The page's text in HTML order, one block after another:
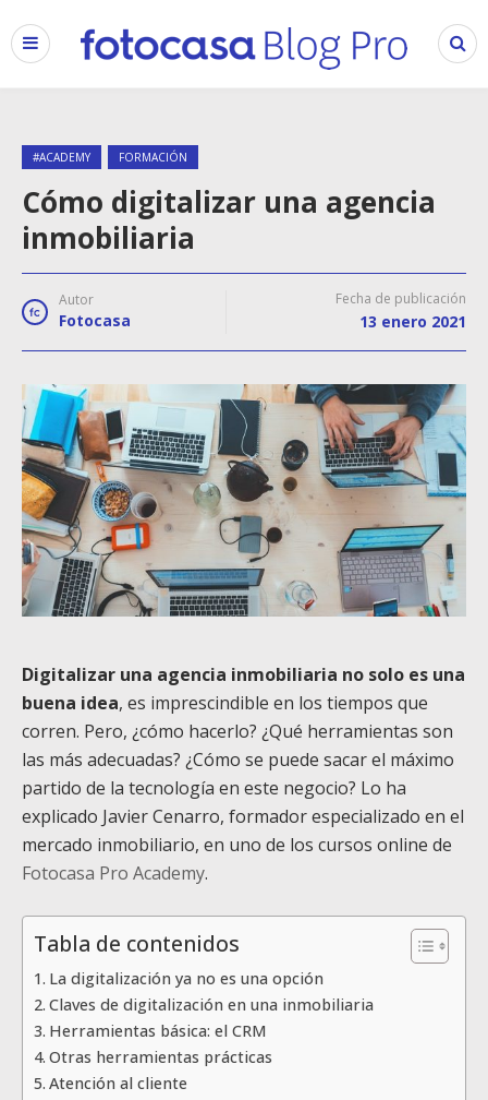
#ACADEMY FORMACIÓN
Cómo digitalizar una agencia
inmobiliaria
Autor
Fotocasa
Fecha de publicación
13 enero 2021
Digitalizar una agencia inmobiliaria no solo es una
buena idea, es imprescindible en los tiempos que
corren. Pero, ¿cómo hacerlo? ¿Qué herramientas son
las más adecuadas? ¿Cómo se puede sacar el máximo
partido de la tecnología en este negocio? Lo ha
explicado Javier Cenarro, formador especializado en el
mercado inmobiliario, en uno de los cursos online de
Fotocasa Pro Academy.
Tabla de contenidos
La digitalización ya no es una opción
Claves de digitalización en una inmobiliaria
Herramientas básica: el CRM
Otras herramientas prácticas
Atención al cliente